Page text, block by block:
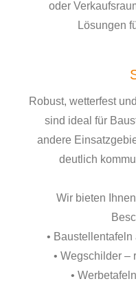
oder
Lösungen
Robust, wetterfest
sind ideal für
andere
deutlich
Wir bieten
•
• Wegschilder –
•